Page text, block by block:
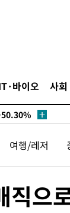
바이오 사회
정청래
정청래
차에 첫
'
여행/레저
직